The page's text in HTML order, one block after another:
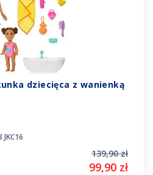
dziecięca z wanienką
JKC16
139,90 zł
99,90 zł